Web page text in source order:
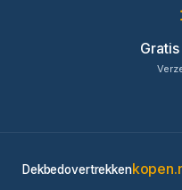
Dekbedovertrekken